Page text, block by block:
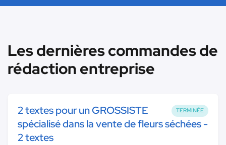
Les dernières commandes de
rédaction entreprise
TERMINÉE
2 textes pour un GROSSISTE
spécialisé dans la vente de fleurs séchées -
2 textes